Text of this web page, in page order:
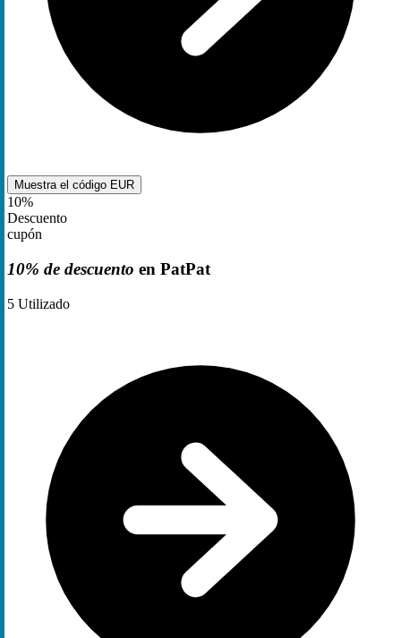
Muestra el código EUR
10%
Descuento
cupón
10% de descuento en PatPat
5 Utilizado